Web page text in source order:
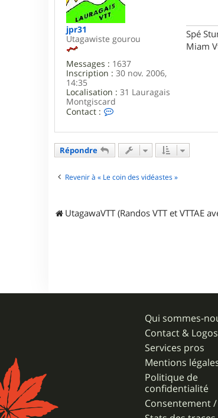
jpr31
Utagawiste gourou
Messages : 1637
Inscription : 30 nov. 2006,
14:35
Localisation : 31 Lauragais
Montgiscard
Contact :
c
e
r
Spé
Miam
Répondre
Revenir à « Le coin des vidéastes »
UtagawaVTT (Randos VTT et VTTAE
Qui sommes-
Contact & Logos
Services pros
Mentions
Politique de
confidentialité
Consentement